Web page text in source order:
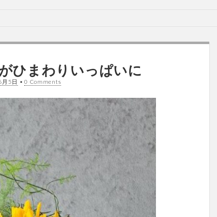
ひまわりいっぱいに
5日 •0 Comments